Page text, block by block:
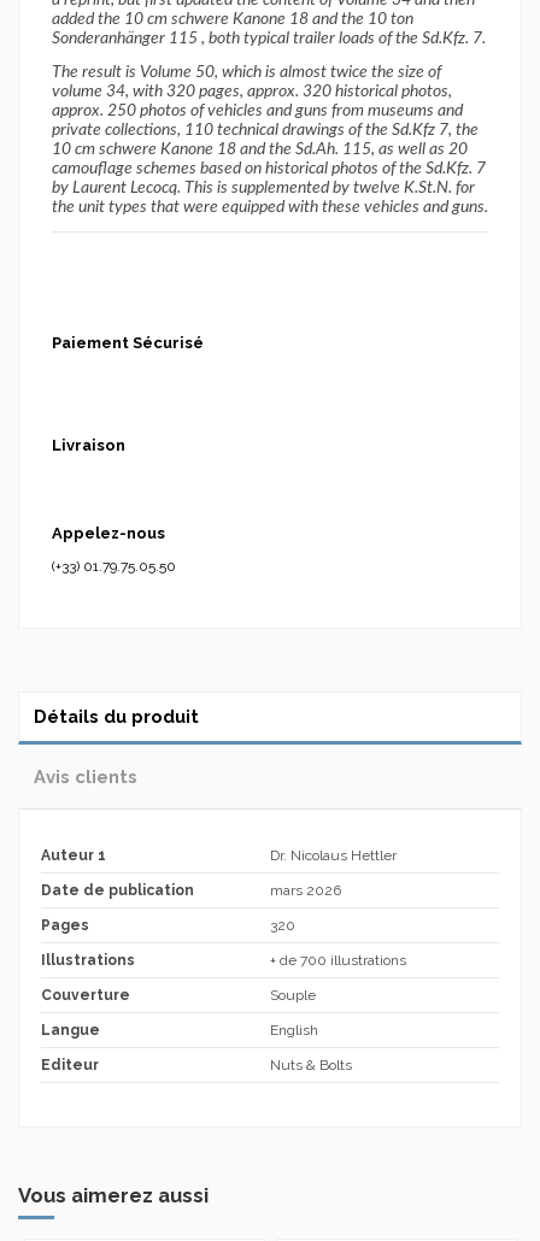
added the 10 cm schwere Kanone 18 and the 10 ton
Sonderanhänger 115 , both typical trailer loads of the Sd.Kfz. 7.
The result is Volume 50, which is almost twice the size of
volume 34, with 320 pages, approx. 320 historical photos,
approx. 250 photos of vehicles and guns from museums and
private collections, 110 technical drawings of the Sd.Kfz 7, the
10 cm schwere Kanone 18 and the Sd.Ah. 115, as well as 20
camouflage schemes based on historical photos of the Sd.Kfz. 7
by Laurent Lecocq. This is supplemented by twelve K.St.N. for
the unit types that were equipped with these vehicles and guns.
Paiement Sécurisé
Livraison
Appelez-nous
(+33) 01.79.75.05.50
Détails du produit
Avis clients
Auteur 1 Dr. Nicolaus Hettler
Date de publication mars 2026
Pages 320
Illustrations + de 700 illustrations
Couverture Souple
Langue English
Editeur Nuts & Bolts
Vous aimerez aussi